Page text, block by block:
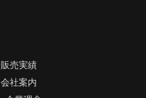
販売実績
会社案内